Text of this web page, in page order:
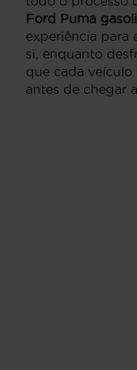
Ford Puma
experiência para
si, enquanto
que cada
antes de chegar